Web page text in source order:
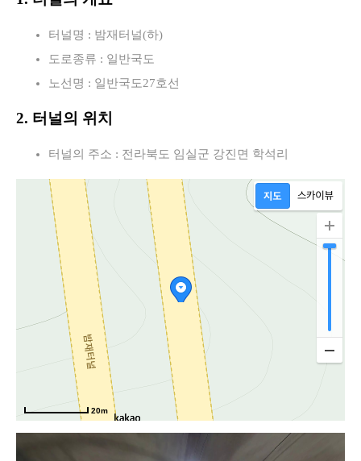
터널명 : 밤재터널(하)
도로종류 : 일반국도
노선명 : 일반국도27호선
2. 터널의 위치
터널의 주소 : 전라북도 임실군 강진면 학석리
20m